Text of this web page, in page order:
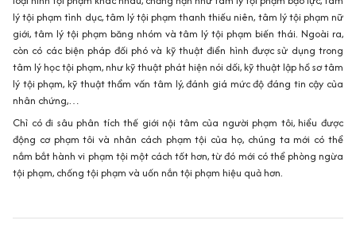
lý tội phạm tình dục, tâm lý tội phạm thanh thiếu niên, tâm lý tội phạm nữ
giới, tâm lý tội phạm băng nhóm và tâm lý tội phạm biến thái. Ngoài ra,
còn có các biện pháp đối phó và kỹ thuật điển hình được sử dụng trong
tâm lý học tội phạm, như kỹ thuật phát hiện nói dối, kỹ thuật lập hồ sơ tâm
lý tội phạm, kỹ thuật thẩm vấn tâm lý, đánh giá mức độ đáng tin cậy của
nhân chứng,…
Chỉ có đi sâu phân tích thế giới nội tâm của người phạm tôi, hiểu được
động cơ phạm tôi và nhân cách phạm tội của họ, chúng ta mới có thể
nắm bắt hành vi phạm tội một cách tốt hơn, từ đó mới có thể phòng ngừa
tội phạm, chống tội phạm và uốn nắn tội phạm hiệu quả hơn.